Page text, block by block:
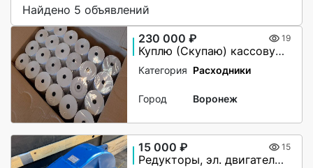
Найдено 5 объявлений
230 000 ₽ 19
Куплю (Скупаю) кассовую (чековую) ленту термо 57мм и 80мм
Категория Расходники
Город Воронеж
15 000 ₽ 15
Редукторы, эл. двигатели, муфты, подшипники, насосы, дымососы